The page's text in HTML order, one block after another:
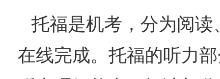
托福是机考，分为阅
在线完成。托福的听力